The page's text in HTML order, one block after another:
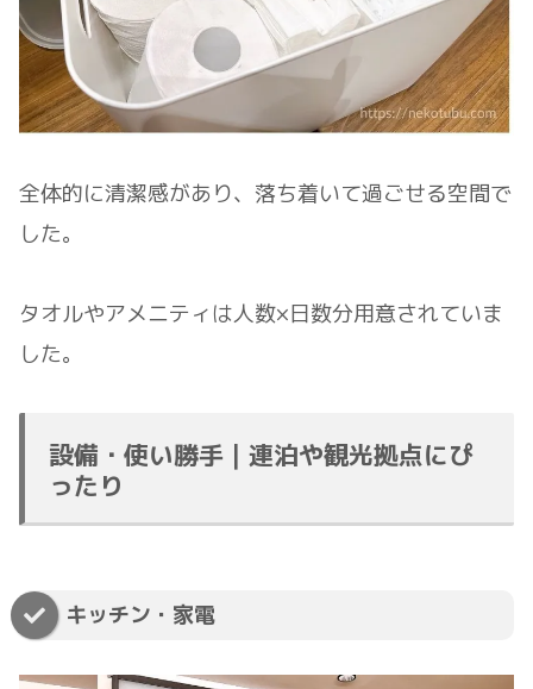
全体的に清潔感があり、落ち着いて過ごせる空間で
した。
タオルやアメニティは人数×日数分用意されていま
した。
設備・使い勝手｜連泊や観光拠点にぴ
ったり
キッチン・家電